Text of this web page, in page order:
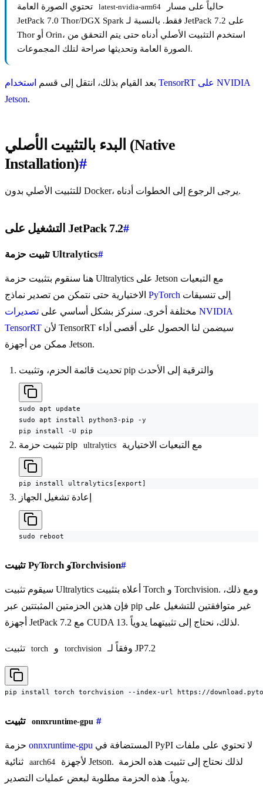
latest-nvidia-arm64
JetPack 7.0 Thor/DGX Spark فقط. بالنسبة لـ JetPack 7.2 على
Thor أو Orin، استخدم التثبيت الأصلي أدناه حتى يتم التحقق من
الصورة العامة وتحديثها صراحة لتلك المجموعات.
بعد القيام بذلك، انتقل إلى قسم
استخدام TensorRT على NVIDIA
Jetson.
البدء بالتثبيت الأصلي (Native
Installation)#
للتثبيت الأصلي بدون Docker، يرجى الرجوع إلى الخطوات أدناه.
التشغيل على JetPack 7.2#
تثبيت حزمة Ultralytics#
هنا سنقوم بتثبيت حزمة Ultralytics على Jetson مع التبعيات
PyTorch
مختلفة أخرى. سنركز بشكل أساسي على تصديرات NVIDIA
TensorRT
ممكن من أجهزة Jetson.
تحديث قائمة الحزم، وتثبيت pip والترقية إلى الأحدث
sudo apt update
sudo apt install python3-pip -y
pip install -U pip
تثبيت حزمة pip ultralytics مع التبعيات الاختيارية
pip install ultralytics[export]
إعادة تشغيل الجهاز
sudo reboot
تثبيت PyTorch وTorchvision#
سيقوم تثبيت Ultralytics أعلاه بتثبيت Torch و Torchvision. ومع ذلك،
فإن هذين الحزمتين المثبتتين عبر pip غير متوافقتين للتشغيل على
أجهزة JetPack 7.2 مع CUDA 13. لذلك، نحتاج إلى تثبيتهما يدوياً.
torch torchvision وفقاً لـ JP7.2
pip install torch torchvision --index-url https://
onnxruntime-gpu #
onnxruntime-gpu
aarch64
يدوياً. هذه الحزمة مطلوبة لبعض عمليات التصدير.